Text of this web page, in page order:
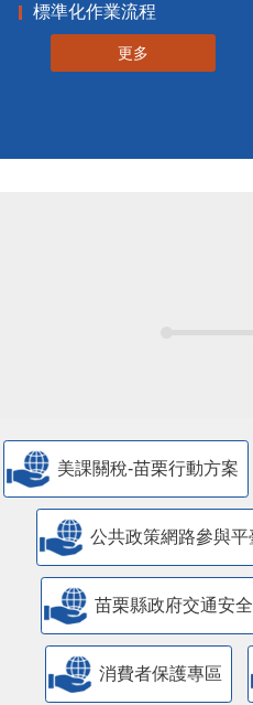
標準化作業流程
更多
美課關稅-苗栗行動方案
公共政策網路參與平
苗栗縣政府交通安
消費者保護專區